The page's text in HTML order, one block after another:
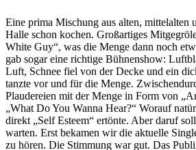
Eine prima Mischung aus alten, mittelalten
Halle schon kochen. Großartiges
White Guy“, was die Menge dann noch
gab sogar eine richtige Bühnenshow:
Luft, Schnee fiel von der Decke und ein
tanzte vor und für die Menge.
Plaudereien mit der Menge in Form von
„What Do You Wanna Hear?“ Worauf
direkt „Self Esteem“ ertönte. Aber daruf
warten. Erst bekamen wir die aktuelle
zu hören. Die Stimmung war gut. Das